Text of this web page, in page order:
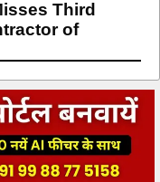
Third
of